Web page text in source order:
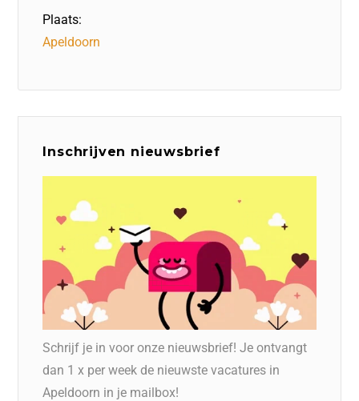
Plaats:
Apeldoorn
Inschrijven nieuwsbrief
Schrijf je in voor onze nieuwsbrief! Je ontvangt
dan 1 x per week de nieuwste vacatures in
Apeldoorn in je mailbox!